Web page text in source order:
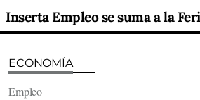
ECONOMÍA
Empleo